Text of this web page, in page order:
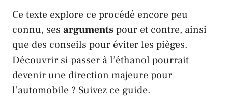
Ce texte explore ce procédé encore peu
connu, ses argumentspour et contre, ainsi
que des conseils pour éviter les pièges.
Découvrir si passer à l’éthanol pourrait
devenir une direction majeure pour
l’automobile ? Suivez ce guide.